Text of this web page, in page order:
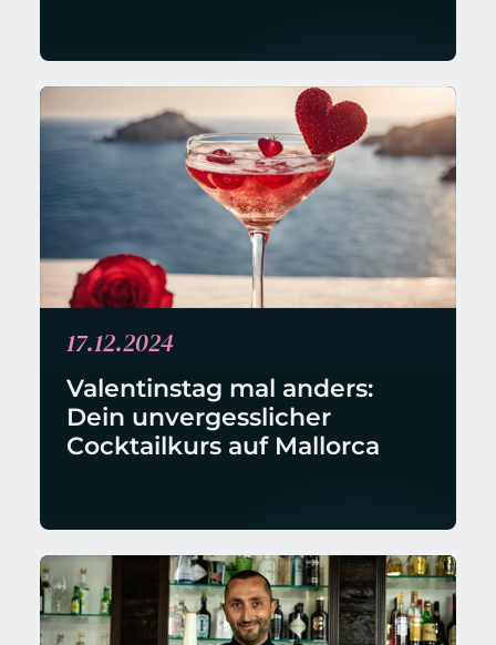
17.12.2024
Valentinstag mal anders:
Dein unvergesslicher
Cocktailkurs auf Mallorca